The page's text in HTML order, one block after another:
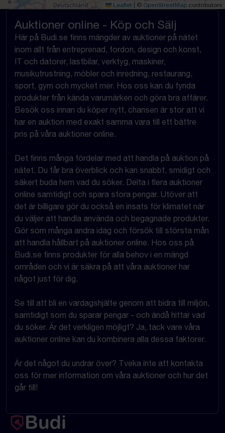
Leaflet © OpenStreetMap contributors
Auktioner online - Köp och Sälj
Här på Budi.se finns mängder av auktioner på nätet
inom allt från entreprenad, fordon, design och konst,
IT och datorer, lastbilar, verktyg, maskiner,
musikutrustning, möbler och inredning, restaurang,
sport, gym och mycket mer. Hos oss kan du fynda
produkter från kända varumärken och göra bra affärer.
Besök oss innan du köper nytt, chansen är stor att vi
har en auktion med exakt samma vara till ett bättre
pris på våra auktioner online.
Det finns många fördelar med att handla på auktion på
nätet. Du får bra överblick och kan snabbt, smidigt och
säkert buda hem vad du söker. Delta i flera auktioner
online samtidigt och spara stora pengar. Utöver att
det är billigare gör du också en insats för klimatet när
du väljer att handla använda och begagnade produkter.
Gör som många andra idag och försök till största mån
att handla hållbart på auktioner online. Hos oss på
Budi.se finns produkter för alla behov i en mängd
områden och vi är säkra på att våra auktioner har
något just för dig.
Se till att bli en vardagshjälte genom att bidra till miljön,
samtidigt som du sparar pengar - och ändå hittar vad
du söker. Är det verkligen möjligt? Ja, tack vare våra
auktioner online kan du kombinera alla dessa faktorer.
Är det något du undrar över? Tveka inte att kontakta
oss för mer information om våra auktioner och hur det
går till!